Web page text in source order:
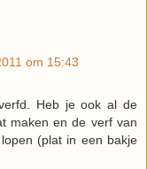
om 15:43
Heb je ook al de
maken en de verf van
(plat in een bakje